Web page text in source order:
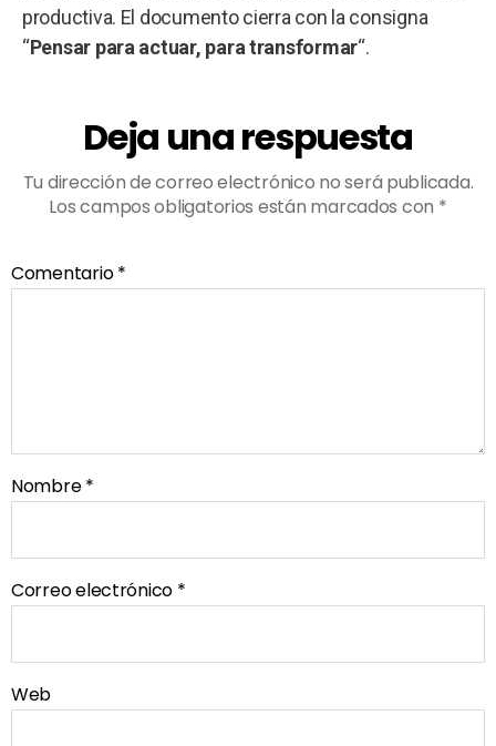
productiva. El documento cierra con la consigna
“Pensar para actuar, para transformar“.
Deja una respuesta
Tu dirección de correo electrónico no será publicada.
Los campos obligatorios están marcados con *
Comentario*
Nombre*
Correo electrónico *
Web